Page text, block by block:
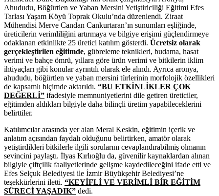
Ahududu, Böğürtlen ve Yaban Mersini Yetiştiriciliği Eğitimi Efes
Tarlası Yaşam Köyü Toprak Okulu’nda düzenlendi. Ziraat
Mühendisi Merve Candan Cankurtaran’ın sunumları eşliğinde,
üreticilerin verimliliğini artırmaya ve bilgiye erişimi güçlendirmeye
odaklanan etkinlikte 25 üretici katılım gösterdi. Ücretsiz olarak
gerçekleştirilen eğitimde, gübreleme teknikleri, budama, hasat
verimi ve bahçe ömrü, yıllara göre ürün verimi ve bitkilerin iklim
ihtiyaçları gibi konular ayrıntılı olarak ele alındı. Ayrıca aronya,
ahududu, böğürtlen ve yaban mersini türlerinin morfolojik özellikleri
de kapsamlı biçimde aktarıldı. “BU ETKİNLİKLER ÇOK
DEĞERLİ” ifadesiyle memnuniyetlerini dile getiren üreticiler,
eğitimden aldıkları bilgiyle daha bilinçli üretim yapabileceklerini
belirttiler.
Katılımcılar arasında yer alan Meral Keskin, eğitimin içerik ve
anlatım açısından faydalı olduğunu belirtirken, amatör olarak
yetiştirdikleri bitkilerle ilgili sorularını cevaplandırabilmiş olmanın
sevincini paylaştı. İlyas Kırlıoğlu da, güvenilir kaynaklardan alınan
bilgiyle çiftçilik faaliyetlerinde gelişme kaydedileceğini ifade etti ve
Efes Selçuk Belediyesi ile İzmir Büyükşehir Belediyesi’ne
teşekkürlerini iletti. “KEYİFLİ VE VERİMLİ BİR EĞİTİM
SÜRECİ YAŞADIK” dedi.